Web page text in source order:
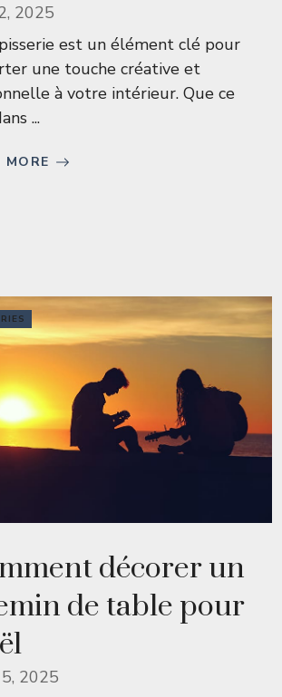
2025
est un élément clé pour
une touche créative et
à votre intérieur. Que ce
...
MORE
décorer un
de table pour
2025